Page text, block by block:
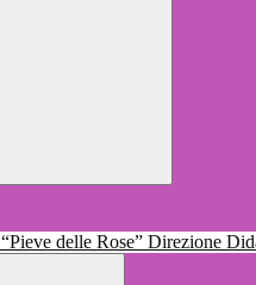
Direzione